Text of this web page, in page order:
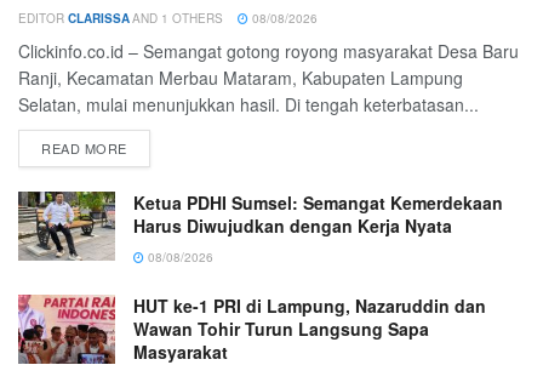
EDITOR CLARISSAAND 1 OTHERS 08/08/2026
Clickinfo.co.id – Semangat gotong royong masyarakat Desa Baru
Ranji, Kecamatan Merbau Mataram, Kabupaten Lampung
Selatan, mulai menunjukkan hasil. Di tengah keterbatasan...
READ MORE
Ketua PDHI Sumsel: Semangat Kemerdekaan
Harus Diwujudkan dengan Kerja Nyata
08/08/2026
HUT ke-1 PRI di Lampung, Nazaruddin dan
Wawan Tohir Turun Langsung Sapa
Masyarakat